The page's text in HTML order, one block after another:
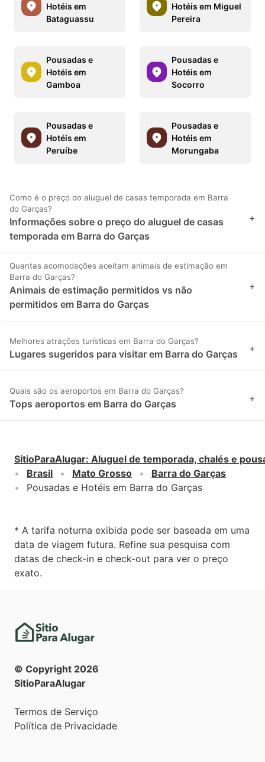
Hotéis em
Bataguassu
Hotéis em Miguel
Pereira
Pousadas e
Hotéis em
Gamboa
Pousadas e
Hotéis em
Socorro
Pousadas e
Hotéis em
Peruíbe
Pousadas e
Hotéis em
Morungaba
Como é o preço do aluguel de casas temporada em Barra
do Garças?
Informações sobre o preço do aluguel de casas
temporada em Barra do Garças
+
Quantas acomodações aceitam animais de estimação em
Barra do Garças?
Animais de estimação permitidos vs não
permitidos em Barra do Garças
+
Melhores atrações turísticas em Barra do Garças?
Lugares sugeridos para visitar em Barra do Garças +
Quais são os aeroportos em Barra do Garças?
Tops aeroportos em Barra do Garças +
SitioParaAlugar: Aluguel de temporada, chalés e
Brasil
Mato Grosso
Barra do Garças
Pousadas e Hotéis em Barra do Garças
* A tarifa noturna exibida pode ser baseada em uma
data de viagem futura. Refine sua pesquisa com
datas de check-in e check-out para ver o preço
exato.
© Copyright 2026
SitioParaAlugar
Termos de Serviço
Política de Privacidade